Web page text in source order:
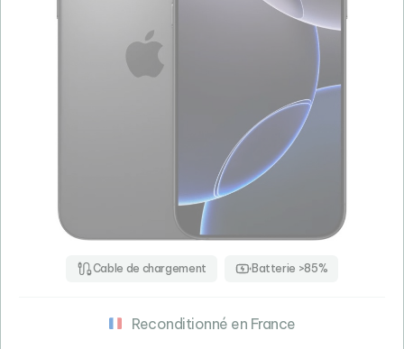
Cable de chargement Batterie >85%
Reconditionné en France